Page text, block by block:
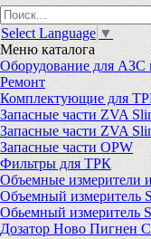
Select Language ▼
Меню каталога
Оборудование для АЗС
Ремонт
Комплектующие для
Запасные части ZVA
Запасные части ZVA
Запасные части OPW
Фильтры для ТРК
Объемные измерители
Объемный измеритель
Обьемный измеритель
Дозатор Ново Пигнен